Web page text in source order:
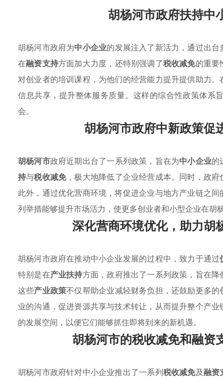
胡杨河市政府扶持中
胡杨河市政府为中小企业的发展注入了新活力，通过出
在融资支持方面加大力度，还特别强调了税收减免的重要
对创业者的培训课程，为他们的经营能力提升提供助力
信息共享，提升整体服务质量。这样的综合性政策体系
会。
胡杨河市政府中新政策促
胡杨河市政府近期出台了一系列政策，旨在为中小企业的
持与税收减免，极大地降低了企业经营成本。同时，政
此外，通过优化营商环境，将促进企业与地方产业链之
列举措能够提升市场活力，使更多创业者和小型企业在胡
深化营商环境优化，助力胡
胡杨河市政府在推动中小企业发展的过程中，致力于通过
特别是在产业扶持方面，政府推出了一系列政策，旨在
这些产业政策不仅帮助企业减轻财务负担，还鼓励更多
业的沟通，促进资源共享与技术转让，从而提升整个产
的发展空间，以便它们能够抓住即将到来的新机遇。
胡杨河市的税收减免和融资
胡杨河市政府针对中小企业推出了一系列税收减免及融资